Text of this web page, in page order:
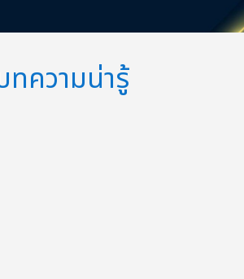
ทความน่ารู้